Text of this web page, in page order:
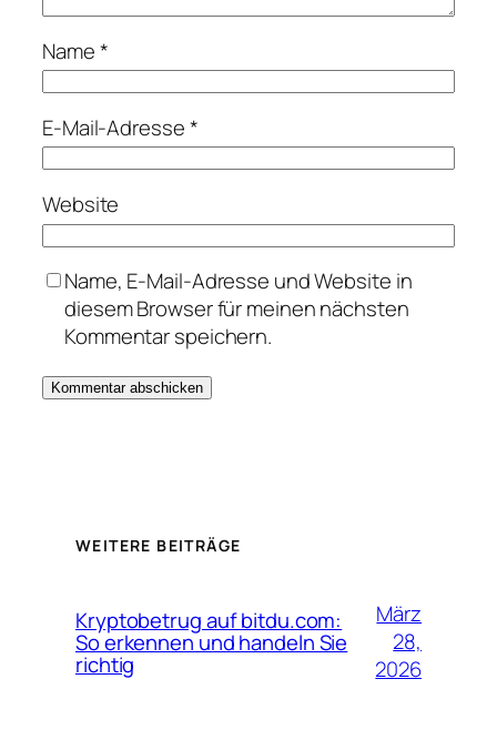
Name*
E-Mail-Adresse*
Website
Name, E-Mail-Adresse und Website in
diesem Browser für meinen nächsten
Kommentar speichern.
WEITERE BEITRÄGE
Kryptobetrug auf bitdu.com:
So erkennen und handeln Sie
richtig
März
28,
2026